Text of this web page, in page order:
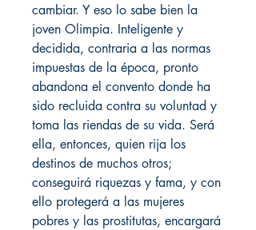
cambiar. Y eso lo sabe bien la
joven Olimpia. Inteligente y
decidida, contraria a las normas
impuestas de la época, pronto
abandona el convento donde ha
sido recluida contra su voluntad y
toma las riendas de su vida. Será
ella, entonces, quien rija los
destinos de muchos otros;
conseguirá riquezas y fama, y con
ello protegerá a las mujeres
pobres y las prostitutas, encargará